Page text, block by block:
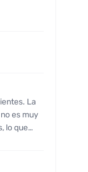
La
es muy
lo que